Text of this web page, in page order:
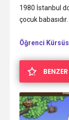
1980 İstanbul
çocuk babasıdır.
Öğrenci